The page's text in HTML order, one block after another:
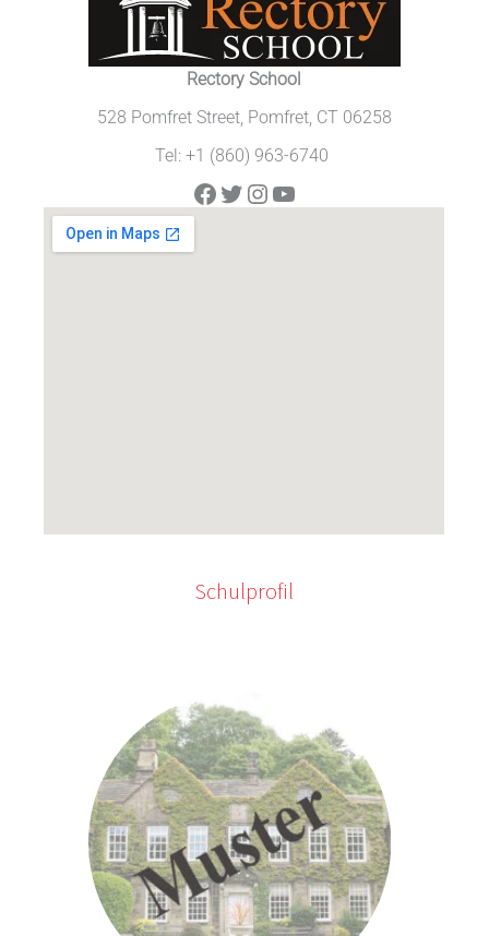
Rectory School
528 Pomfret Street, Pomfret, CT 06258
Tel: +1 (860) 963-6740
Facebook
Twitter
Instagram
YouTube
Schulprofil